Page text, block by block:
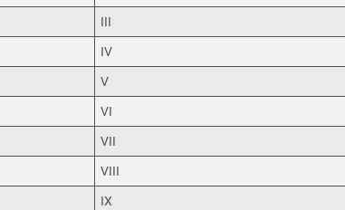
III
IV
V
VI
VII
VIII
IX